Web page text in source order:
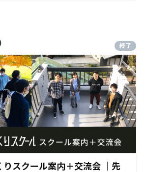
終了
りスクール案内＋交流会 ｜先